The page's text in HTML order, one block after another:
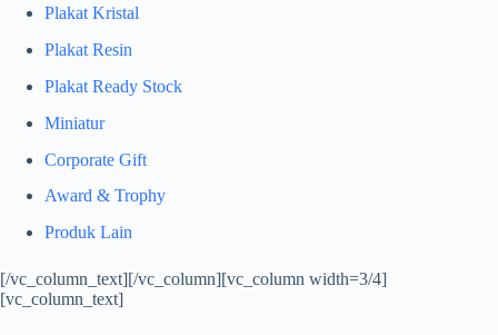
Plakat Kristal
Plakat Resin
Plakat Ready Stock
Miniatur
Corporate Gift
Award & Trophy
Produk Lain
[/vc_column_text][/vc_column][vc_column width=3/4]
[vc_column_text]